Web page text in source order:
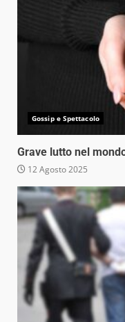
Gossip e Spettacolo
Grave lutto nel
12 Agosto 2025